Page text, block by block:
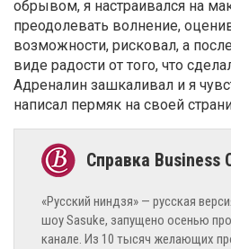
обрывом, я настраивался на
преодолевать волнение,
возможности, рисковал, а
виде радости от того, что
Адреналин зашкаливал и я
написал пермяк на своей
«Русский ниндзя» — русская
шоу Sasuke, запущено осенью
канале. Из 10 тысяч желающих